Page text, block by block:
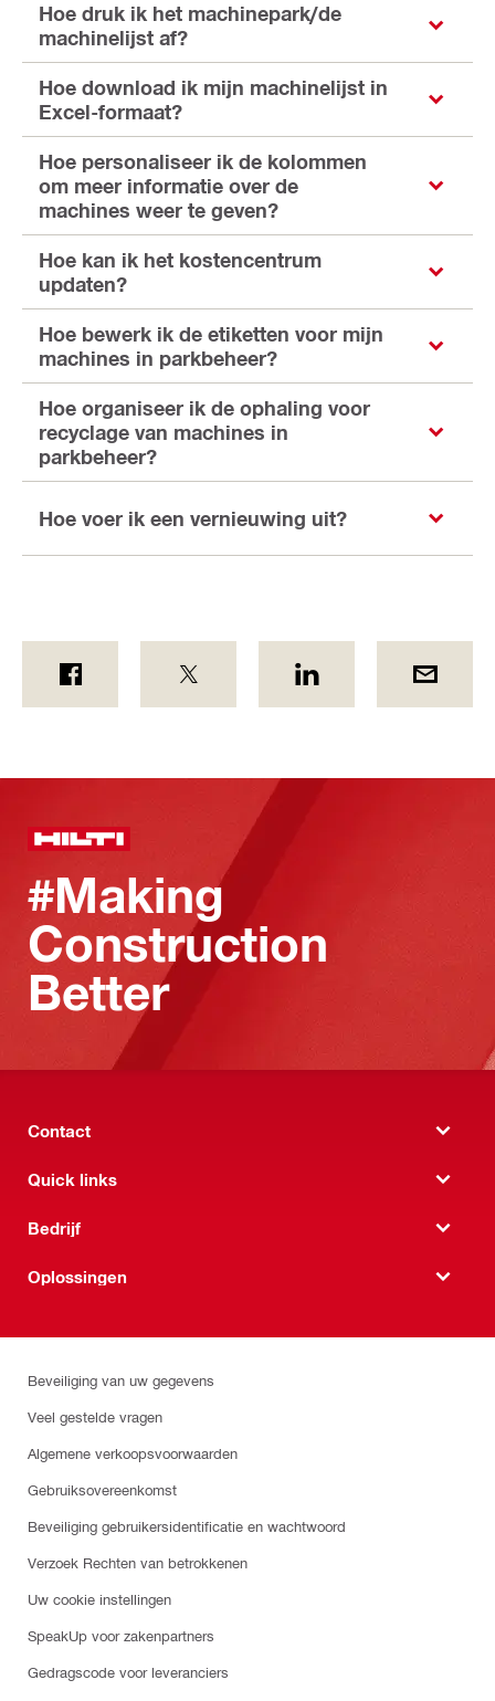
Hoe druk ik het machinepark/de
machinelijst af?
Hoe download ik mijn machinelijst in
Excel-formaat?
Hoe personaliseer ik de kolommen
om meer informatie over de
machines weer te geven?
Hoe kan ik het kostencentrum
updaten?
Hoe bewerk ik de etiketten voor mijn
machines in parkbeheer?
Hoe organiseer ik de ophaling voor
recyclage van machines in
parkbeheer?
Hoe voer ik een vernieuwing uit?
#Making
Construction
Better
Contact
Quick links
Bedrijf
Oplossingen
Beveiliging van uw gegevens
Veel gestelde vragen
Algemene verkoopsvoorwaarden
Gebruiksovereenkomst
Beveiliging gebruikersidentificatie en wachtwoord
Verzoek Rechten van betrokkenen
Uw cookie instellingen
SpeakUp voor zakenpartners
Gedragscode voor leveranciers